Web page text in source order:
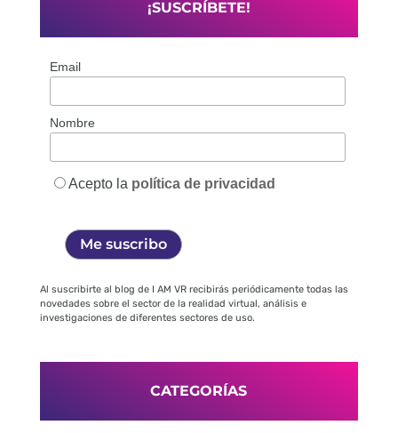
¡SUSCRÍBETE!
Email
Nombre
Acepto la política de privacidad
Al suscribirte al blog de I AM VR recibirás periódicamente todas las
novedades sobre el sector de la realidad virtual, análisis e
investigaciones de diferentes sectores de uso.
CATEGORÍAS